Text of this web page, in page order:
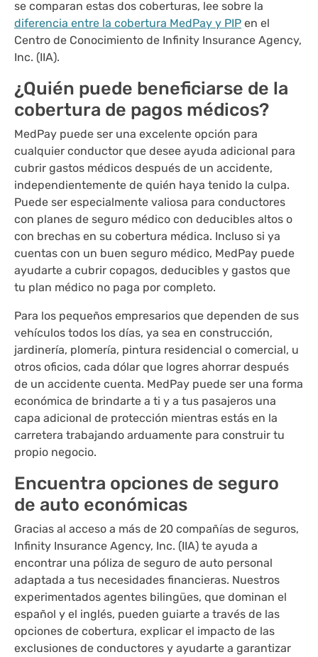
se comparan estas dos coberturas, lee sobre la
diferencia entre la cobertura MedPay y PIP en el
Centro de Conocimiento de Infinity Insurance Agency,
Inc. (IIA).
¿Quién puede beneficiarse de la
cobertura de pagos médicos?
MedPay puede ser una excelente opción para
cualquier conductor que desee ayuda adicional para
cubrir gastos médicos después de un accidente,
independientemente de quién haya tenido la culpa.
Puede ser especialmente valiosa para conductores
con planes de seguro médico con deducibles altos o
con brechas en su cobertura médica. Incluso si ya
cuentas con un buen seguro médico, MedPay puede
ayudarte a cubrir copagos, deducibles y gastos que
tu plan médico no paga por completo.
Para los pequeños empresarios que dependen de sus
vehículos todos los días, ya sea en construcción,
jardinería, plomería, pintura residencial o comercial, u
otros oficios, cada dólar que logres ahorrar después
de un accidente cuenta. MedPay puede ser una forma
económica de brindarte a ti y a tus pasajeros una
capa adicional de protección mientras estás en la
carretera trabajando arduamente para construir tu
propio negocio.
Encuentra opciones de seguro
de auto económicas
Gracias al acceso a más de 20 compañías de seguros,
Infinity Insurance Agency, Inc. (IIA) te ayuda a
encontrar una póliza de seguro de auto personal
adaptada a tus necesidades financieras. Nuestros
experimentados agentes bilingües, que dominan el
español y el inglés, pueden guiarte a través de las
opciones de cobertura, explicar el impacto de las
exclusiones de conductores y ayudarte a garantizar